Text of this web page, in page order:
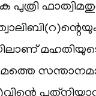
പുത്രി